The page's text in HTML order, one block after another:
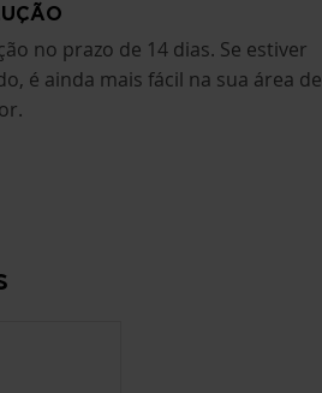
no prazo de 14 dias. Se estiver
é ainda mais fácil na sua área de